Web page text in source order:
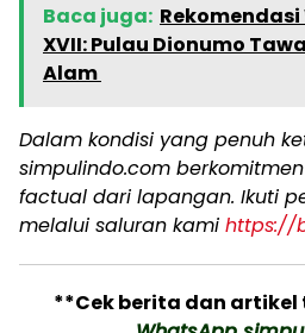
Baca juga: Rekomendasi
XVII: Pulau Dionumo
Alam
Dalam kondisi yang penuh
simpulindo.com
factual dari lapangan. Ikuti
melalui saluran kami https://
**Cek berita dan artikel